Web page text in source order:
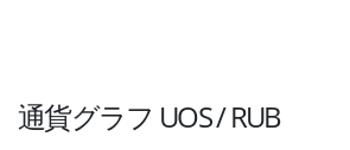
通貨グラフ UOS / RUB